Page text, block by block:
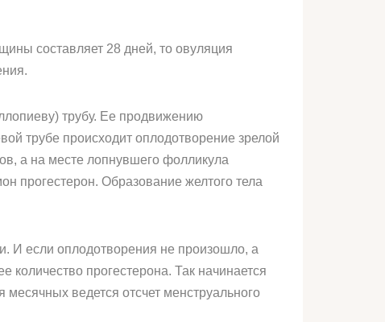
составляет 28 дней, то овуляция
трубу. Ее продвижению
трубе происходит оплодотворение зрелой
а на месте лопнувшего фолликула
прогестерон. Образование желтого тела
И если оплодотворения не произошло, а
количество прогестерона. Так начинается
ведется отсчет менструального